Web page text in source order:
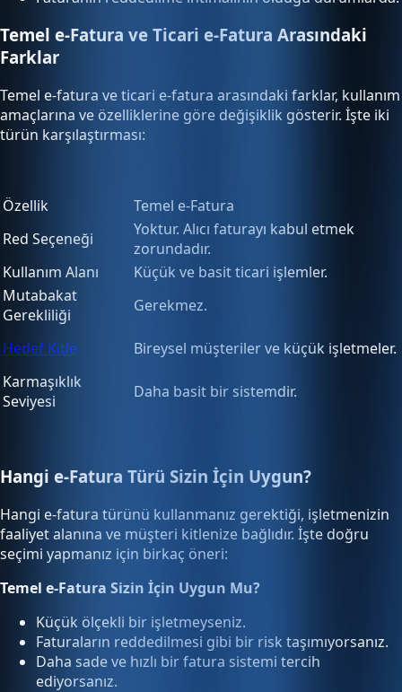
Temel e-Fatura ve Ticari e-Fatura Arasındaki
Farklar
Temel e-fatura ve ticari e-fatura arasındaki farklar, kullanım
amaçlarına ve özelliklerine göre değişiklik gösterir. İşte iki
türün karşılaştırması:
Özellik
Temel e-Fatura
Red Seçeneği
Yoktur. Alıcı faturayı kabul etmek
zorundadır.
Kullanım Alanı
Küçük ve basit ticari işlemler.
Mutabakat
Gerekliliği
Gerekmez.
Hedef Kitle
Bireysel müşteriler ve küçük işletmeler.
Karmaşıklık
Seviyesi
Daha basit bir sistemdir.
Hangi e-Fatura Türü Sizin İçin Uygun?
Hangi e-fatura türünü kullanmanız gerektiği, işletmenizin
faaliyet alanına ve müşteri kitlenize bağlıdır. İşte doğru
seçimi yapmanız için birkaç öneri:
Temel e-Fatura Sizin İçin Uygun Mu?
Küçük ölçekli bir işletmeyseniz.
Faturaların reddedilmesi gibi bir risk taşımıyorsanız.
Daha sade ve hızlı bir fatura sistemi tercih
ediyorsanız.